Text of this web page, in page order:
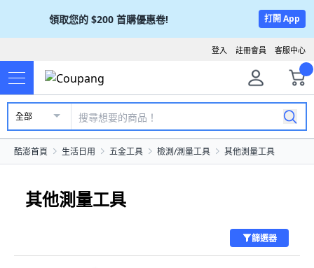
領取您的 $200 首購優惠卷! 打開 App
客服中心
註冊會員
登入
全部
酷澎首頁 生活日用 五金工具 檢測/測量工具 其他測量工具
其他測量工具
篩選器